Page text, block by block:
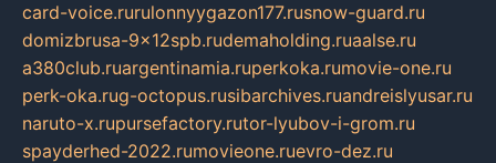
card-voice.rurulonnyygazon177.rusnow-guard.ru
domizbrusa-9x12spb.rudemaholding.ruaalse.ru
a380club.ruargentinamia.ruperkoka.rumovie-one.ru
perk-oka.rug-octopus.rusibarchives.ruandreislyusar.ru
naruto-x.rupursefactory.rutor-lyubov-i-grom.ru
spayderhed-2022.rumovieone.ruevro-dez.ru